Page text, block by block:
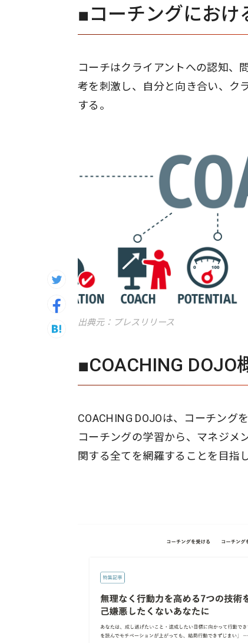
■コーチングにおけ
コーチはクライアントへの認知、
考を刺激し、自分と向き合い、ク
する。
出典元：プレスリリース
■COACHING DOJO
COACHING DOJOは、コーチン
コーチングの学習から、マネジメ
関する全てを網羅することを目指